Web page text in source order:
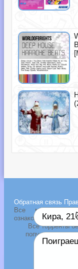
Обратная связь
Все
ознакомительных
Все торренты
популярные
музыка
Кира,